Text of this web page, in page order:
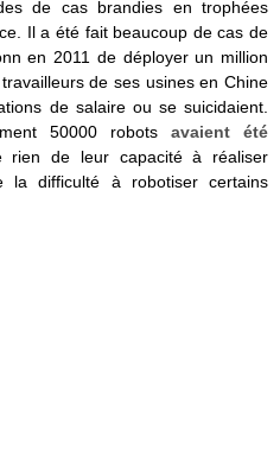
de cas brandies en trophées
Il a été fait beaucoup de cas de
en 2011 de déployer un million
de ses usines en Chine
de salaire ou se suicidaient.
50000 robots avaient été
rien de leur capacité à réaliser
la difficulté à robotiser certains